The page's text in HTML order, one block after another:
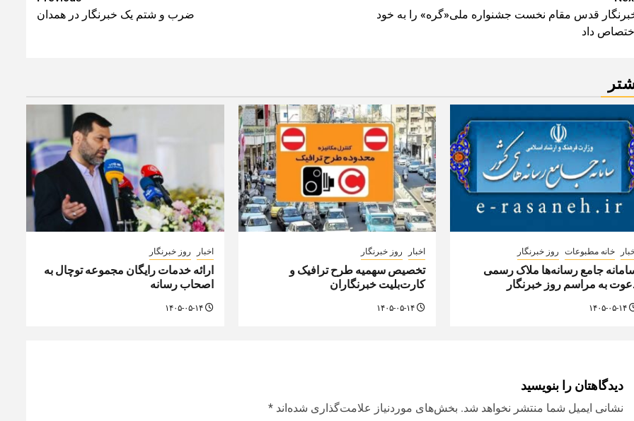
ضرب و شتم یک خبرنگار در همدان
قدس مقام نخست جشنواره ملی«گره» را به خود
داد
خانه مطبوعات روز خبرنگار
جامع رسانه‌ها ملاک رسمی
به مراسم روز خبرنگار
اخبار روز خبرنگار
تخصیص سهمیه طرح ترافیک و
کارت‌بلیت خبرنگاران
۱۴۰۵-۰۵-۱۴
اخبار روز خبرنگار
ارائه خدمات رایگان مجموعه توچال به
اصحاب رسانه
۱۴۰۵-۰۵-۱۴
دیدگاهتان را بنویسید
نشانی ایمیل شما منتشر نخواهد شد. بخش‌های موردنیاز علامت‌گذاری شده‌اند *